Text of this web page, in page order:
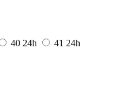
40 24h 41 24h